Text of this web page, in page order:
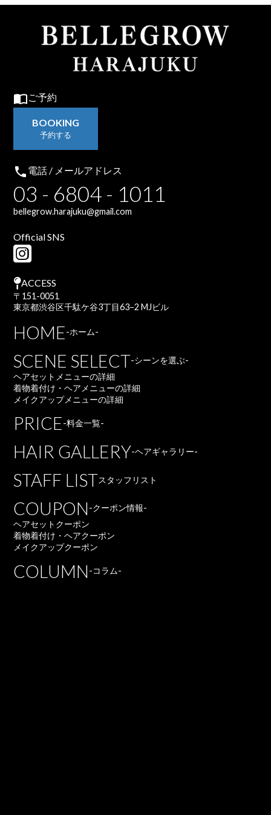
import_contactsご予約
BOOKING
予約する
local_phone 電話 / メールアドレス
03 - 6804 - 1011
bellegrow.harajuku@gmail.com
Official SNS
ACCESS
〒151-0051
東京都渋谷区千駄ケ谷3丁目63−2 MJビル
HOME-ホーム-
SCENE SELECT-シーンを選ぶ-
ヘアセットメニューの詳細
着物着付け・ヘアメニューの詳細
メイクアップメニューの詳細
PRICE-料金一覧-
HAIR GALLERY-ヘアギャラリー-
STAFF LISTスタッフリスト
COUPON-クーポン情報-
ヘアセットクーポン
着物着付け・ヘアクーポン
メイクアップクーポン
COLUMN-コラム-